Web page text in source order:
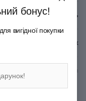
Латунь
Глянцевий лак
бонус!
вигідної покупки